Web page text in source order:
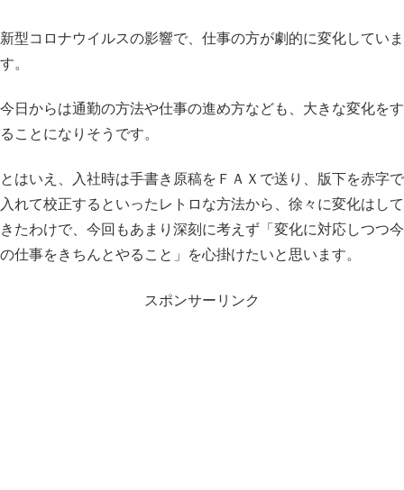
新型コロナウイルスの影響で、仕事の方が劇的に変化していま
す。
今日からは通勤の方法や仕事の進め方なども、大きな変化をす
ることになりそうです。
とはいえ、入社時は手書き原稿をＦＡＸで送り、版下を赤字で
入れて校正するといったレトロな方法から、徐々に変化はして
きたわけで、今回もあまり深刻に考えず「変化に対応しつつ今
の仕事をきちんとやること」を心掛けたいと思います。
スポンサーリンク